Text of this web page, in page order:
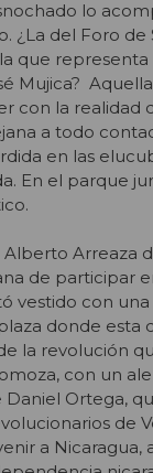
lo
¿La del Foro de
que
Mujica?
con la realidad
a todo
en las
En el parque
Arreaza
de participar
vestido con
donde esta
la revolución
con un
Daniel Ortega,
de
a Nicaragua,